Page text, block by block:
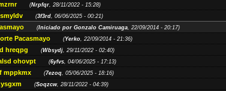
(Nrpfqr, 28/11/2022 - 15:28)
(3f3rd, 06/06/2025 - 00:21)
(Iniciado por Gonzalo Camiruaga, 22/09/2014 - 20:17)
Pacasmayo (Yerko, 22/09/2014 - 21:36)
hreqpg (Wbsydj, 29/11/2022 - 02:40)
ohovpt (6yfvs, 04/06/2025 - 17:13)
mppkmx (7ezoq, 05/06/2025 - 18:16)
(Soqzcw, 28/11/2022 - 04:39)